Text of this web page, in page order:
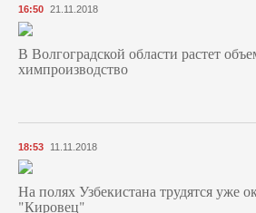
16:50 21.11.2018
В Волгоградской области растет
химпроизводство
18:53 11.11.2018
На полях Узбекистана трудятся уже
"Кировец"